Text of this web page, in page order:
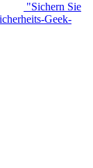
"Sichern Sie
Geek-